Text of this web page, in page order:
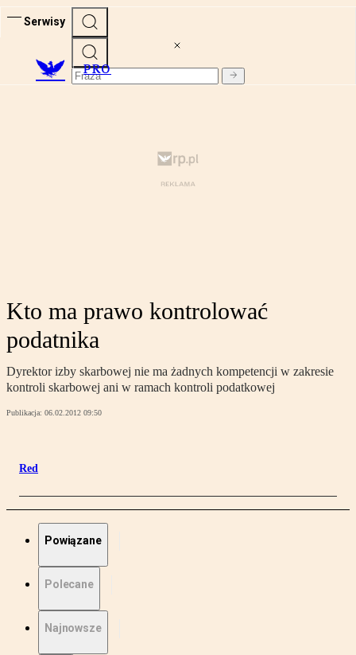
Serwisy
PRO
Kto ma prawo kontrolować
podatnika
Dyrektor izby skarbowej nie ma żadnych kompetencji w zakresie
kontroli skarbowej ani w ramach kontroli podatkowej
Publikacja: 06.02.2012 09:50
Red
Powiązane
Polecane
Najnowsze